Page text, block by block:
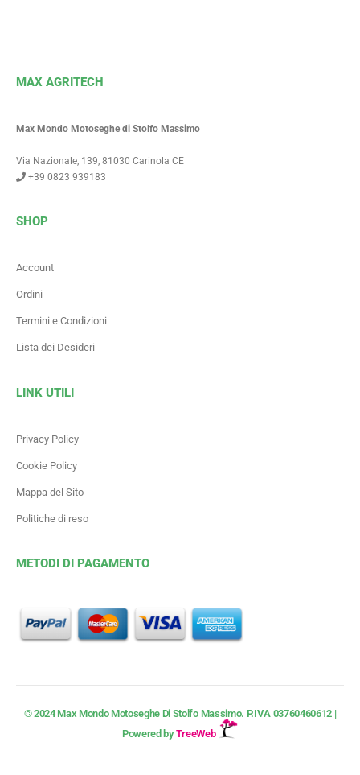
MAX AGRITECH
Max Mondo Motoseghe di Stolfo Massimo
Via Nazionale, 139, 81030 Carinola CE
+39 0823 939183
SHOP
Account
Ordini
Termini e Condizioni
Lista dei Desideri
LINK UTILI
Privacy Policy
Cookie Policy
Mappa del Sito
Politiche di reso
METODI DI PAGAMENTO
© 2024 Max Mondo Motoseghe Di Stolfo Massimo. P.IVA03760460612 |
Powered byTreeWeb